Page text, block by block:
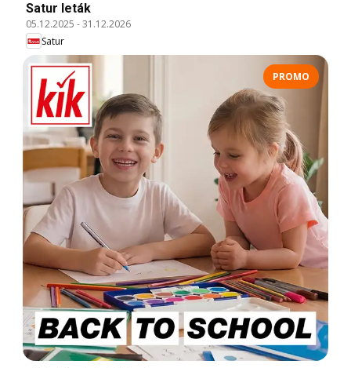
Satur leták
05.12.2025 -31.12.2026
Satur
PROMO